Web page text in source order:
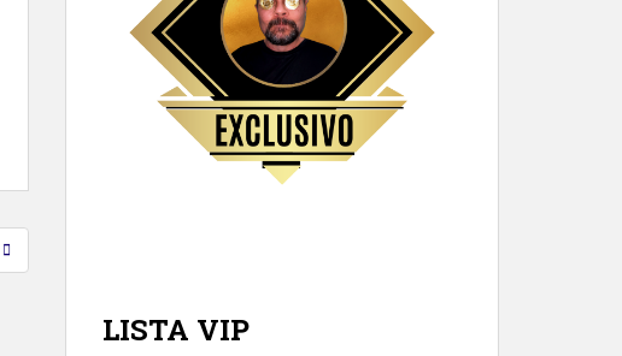
LISTA VIP